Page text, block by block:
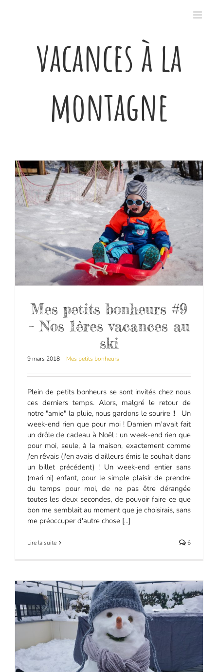
vacances à la
montagne
Mes petits bonheurs #9
– Nos 1ères vacances au
ski
9 mars 2018 | Mes petits bonheurs
Plein de petits bonheurs se sont invités chez nous
ces derniers temps. Alors, malgré le retour de
notre "amie" la pluie, nous gardons le sourire !! Un
week-end rien que pour moi ! Damien m'avait fait
un drôle de cadeau à Noël : un week-end rien que
pour moi, seule, à la maison, exactement comme
j'en rêvais (j'en avais d'ailleurs émis le souhait dans
un billet précédent) ! Un week-end entier sans
(mari ni) enfant, pour le simple plaisir de prendre
du temps pour moi, de ne pas être dérangée
toutes les deux secondes, de pouvoir faire ce que
bon me semblait au moment que je choisirais, sans
me préoccuper d'autre chose [...]
Lire la suite 6